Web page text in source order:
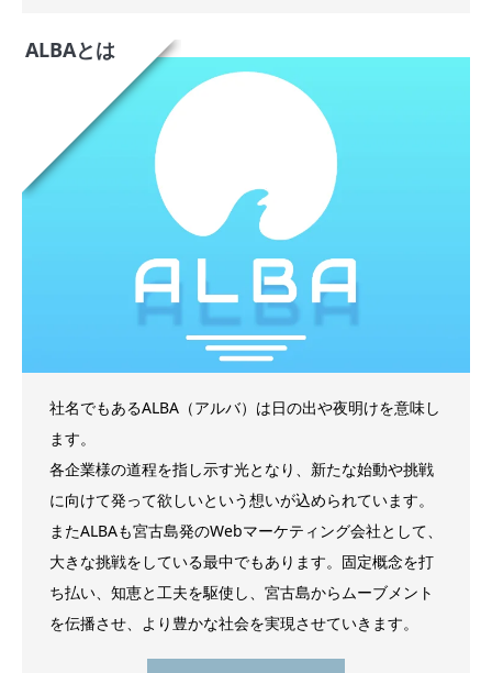
ALBAとは
社名でもあるALBA（アルバ）は日の出や夜明けを意味し
ます。
各企業様の道程を指し示す光となり、新たな始動や挑戦
に向けて発って欲しいという想いが込められています。
またALBAも宮古島発のWebマーケティング会社として、
大きな挑戦をしている最中でもあります。固定概念を打
ち払い、知恵と工夫を駆使し、宮古島からムーブメント
を伝播させ、より豊かな社会を実現させていきます。